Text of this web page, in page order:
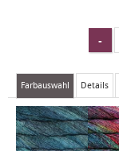
Farbauswahl Details